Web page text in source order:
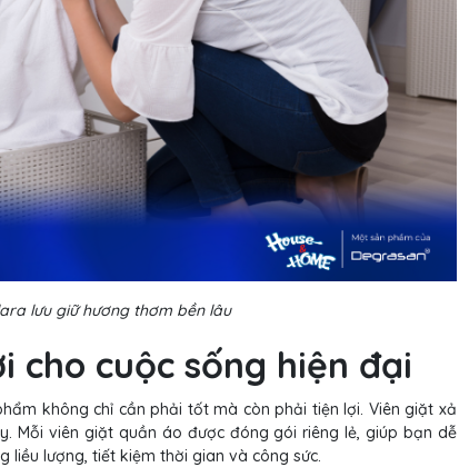
lưu giữ hương thơm bền lâu
cho cuộc sống hiện đại
không chỉ cần phải tốt mà còn phải tiện lợi. Viên giặt xả
Mỗi viên giặt quần áo được đóng gói riêng lẻ, giúp bạn dễ
lượng, tiết kiệm thời gian và công sức.